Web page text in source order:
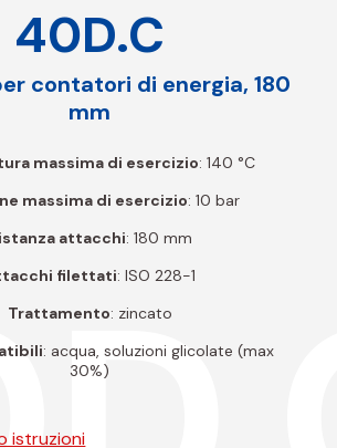
40D.C
contatori di energia, 180
mm
massima di esercizio: 140 °C
massima di esercizio: 10 bar
attacchi: 180 mm
filettati: ISO 228-1
Trattamento: zincato
: acqua, soluzioni glicolate (max
30%)
istruzioni